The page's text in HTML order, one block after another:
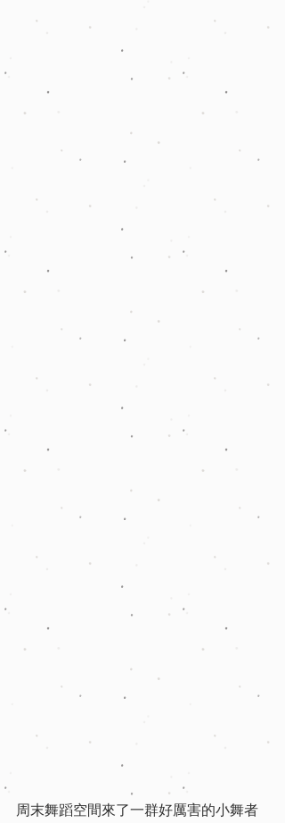
周末舞蹈空間來了一群好厲害的小舞者